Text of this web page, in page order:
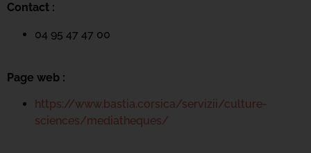
Contact :
04 95 47 47 00
Page web :
https://www.bastia.corsica/servizii/culture-
sciences/mediatheques/